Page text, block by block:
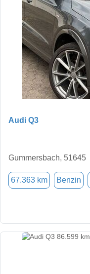
Audi Q3
Gummersbach, 51645
67.363 km Benzin